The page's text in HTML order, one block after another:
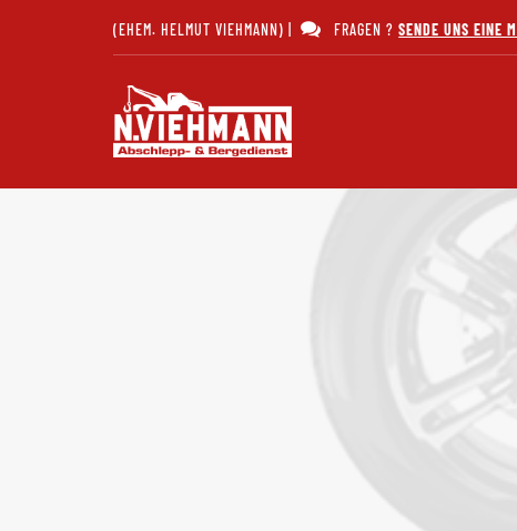
(EHEM. HELMUT VIEHMANN) | FRAGEN ?SENDE UNS EINE